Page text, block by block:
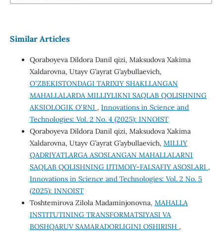
Similar Articles
Qoraboyeva Dildora Danil qizi, Maksudova Xakima
Xaldarovna, Utayv G’ayrat G’aybullaevich,
OʻZBEKISTONDAGI TARIXIY SHAKLLANGAN
MAHALLALARDA MILLIYLIKNI SAQLAB QOLISHNING
AKSIOLOGIK OʻRNI , Innovations in Science and
Technologies: Vol. 2 No. 4 (2025): INNOIST
Qoraboyeva Dildora Danil qizi, Maksudova Xakima
Xaldarovna, Utayv G’ayrat G’aybullaevich, MILLIY
QADRIYATLARGA ASOSLANGAN MAHALLALARNI
SAQLAB QOLISHNING IJTIMOIY-FALSAFIY ASOSLARI ,
Innovations in Science and Technologies: Vol. 2 No. 5
(2025): INNOIST
Toshtemirova Zilola Madaminjonovna, MAHALLA
INSTITUTINING TRANSFORMATSIYASI VA
BOSHQARUV SAMARADORLIGINI OSHIRISH ,